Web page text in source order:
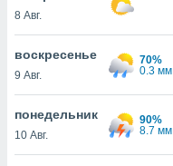
действия
рекламу
8 Авг.
воскресенье
9 Авг.
70%
0.3 мм
понедельник
10 Авг.
90%
8.7 мм